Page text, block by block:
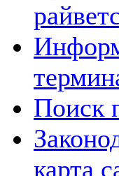
Поиск
карта